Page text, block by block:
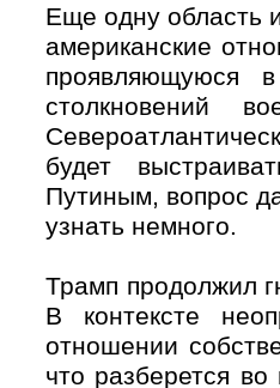
Еще одну область
американские
проявляющуюся
столкновений
будет
Путиным, вопрос
узнать немного.
Трамп продолжил
В контексте
отношении
что разберется